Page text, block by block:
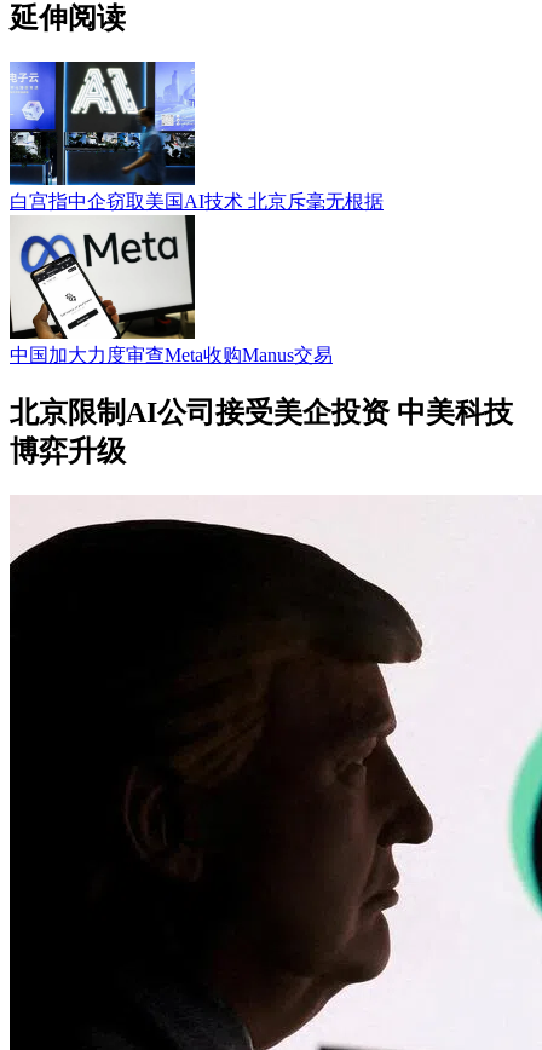
延伸阅读
白宫指中企窃取美国AI技术 北京斥毫无根据
中国加大力度审查Meta收购Manus交易
北京限制AI公司接受美企投资 中美科技
博弈升级